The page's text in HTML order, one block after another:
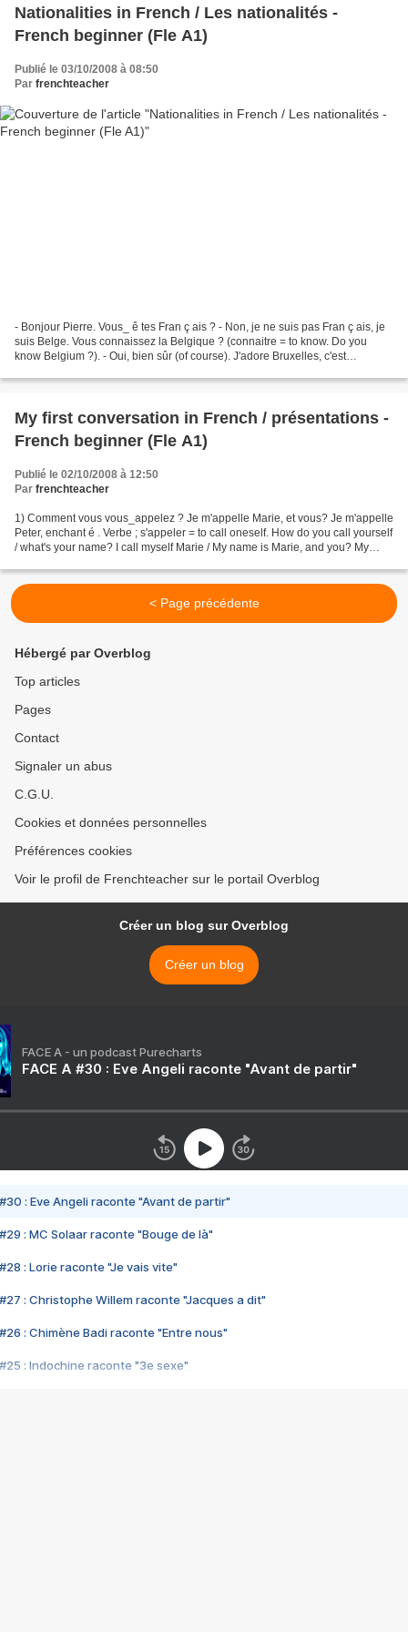
Nationalities in French / Les nationalités -
French beginner (Fle A1)
Publié le 03/10/2008 à 08:50
Par frenchteacher
- Bonjour Pierre. Vous_ ê tes Fran ç ais ? - Non, je ne suis pas Fran ç ais, je
suis Belge. Vous connaissez la Belgique ? (connaitre = to know. Do you
know Belgium ?). - Oui, bien sûr (of course). J'adore Bruxelles, c'est
My first conversation in French / présentations -
French beginner (Fle A1)
Publié le 02/10/2008 à 12:50
Par frenchteacher
1) Comment vous vous_appelez ? Je m'appelle Marie, et vous? Je m'appelle
Peter, enchant é . Verbe ; s'appeler = to call oneself. How do you call yourself
/ what's your name? I call myself Marie / My name is Marie, and you? My
< Page précédente
Hébergé par Overblog
Top articles
Pages
Contact
Signaler un abus
C.G.U.
Cookies et données personnelles
Préférences cookies
Voir le profil de Frenchteacher sur le portail Overblog
Créer un blog sur Overblog
Créer un blog
FACE A - un podcast Purecharts
FACE A #30 : Eve Angeli raconte "Avant de partir"
#30 : Eve Angeli raconte "Avant de partir"
#29 : MC Solaar raconte "Bouge de là"
#28 : Lorie raconte "Je vais vite"
#27 : Christophe Willem raconte "Jacques a dit"
#26 : Chimène Badi raconte "Entre nous"
#25 : Indochine raconte "3e sexe"